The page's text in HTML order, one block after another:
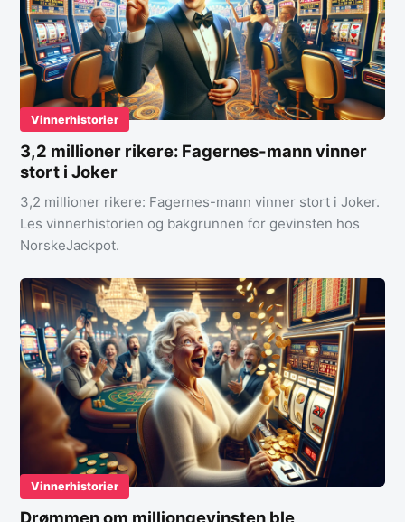
Vinnerhistorier
3,2 millioner rikere: Fagernes-mann vinner
stort i Joker
3,2 millioner rikere: Fagernes-mann vinner stort i Joker.
Les vinnerhistorien og bakgrunnen for gevinsten hos
NorskeJackpot.
Vinnerhistorier
Drømmen om milliongevinsten ble